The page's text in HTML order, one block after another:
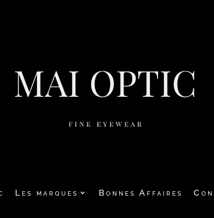
Les marques Bonnes Affaires